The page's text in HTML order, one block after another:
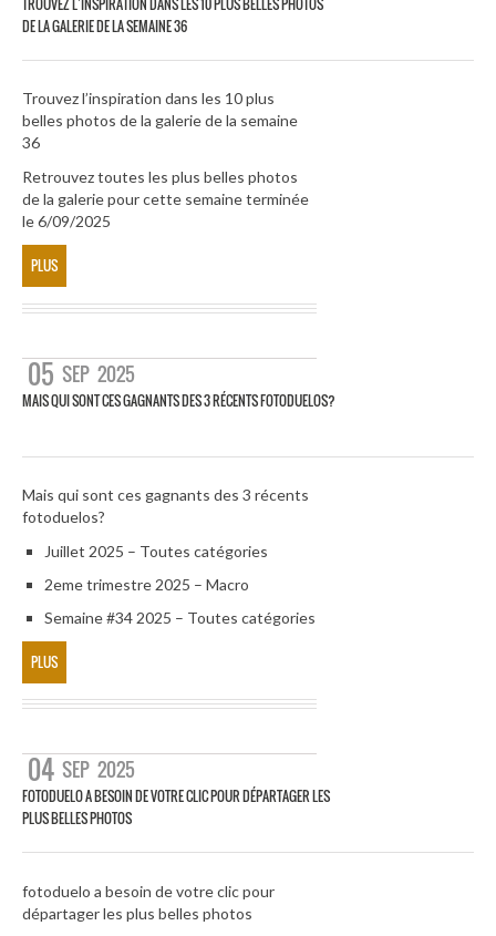
DE LA GALERIE DE LA SEMAINE 36
Trouvez l’inspiration dans les 10 plus
belles photos de la galerie de la semaine
36
Retrouvez toutes les plus belles photos
de la galerie pour cette semaine terminée
le 6/09/2025
PLUS
05 SEP 2025
MAIS QUI SONT CES GAGNANTS DES 3 RÉCENTS FOTODUELOS?
Mais qui sont ces gagnants des 3 récents
fotoduelos?
Juillet 2025 – Toutes catégories
2eme trimestre 2025 – Macro
Semaine #34 2025 – Toutes catégories
PLUS
04 SEP 2025
FOTODUELO A BESOIN DE VOTRE CLIC POUR DÉPARTAGER LES
PLUS BELLES PHOTOS
fotoduelo a besoin de votre clic pour
départager les plus belles photos